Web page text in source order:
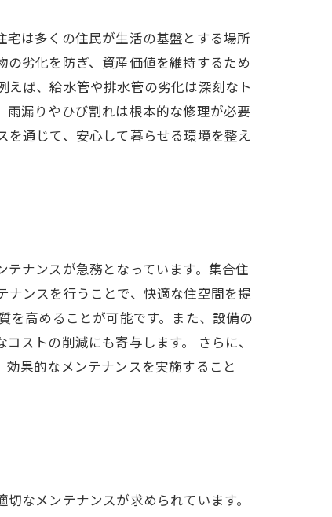
は多くの住民が生活の基盤とする場所
劣化を防ぎ、資産価値を維持するため
ば、給水管や排水管の劣化は深刻なト
漏りやひび割れは根本的な修理が必要
通じて、安心して暮らせる環境を整え
ナンスが急務となっています。集合住
ナンスを行うことで、快適な住空間を提
を高めることが可能です。また、設備の
ストの削減にも寄与します。 さらに、
果的なメンテナンスを実施すること
なメンテナンスが求められています。